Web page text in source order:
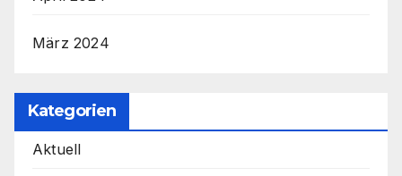
März 2024
Kategorien
Aktuell